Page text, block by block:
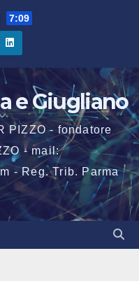
7:09
e Giugliano
PIZZO - fondatore
- mail:
- Reg. Trib. Parma